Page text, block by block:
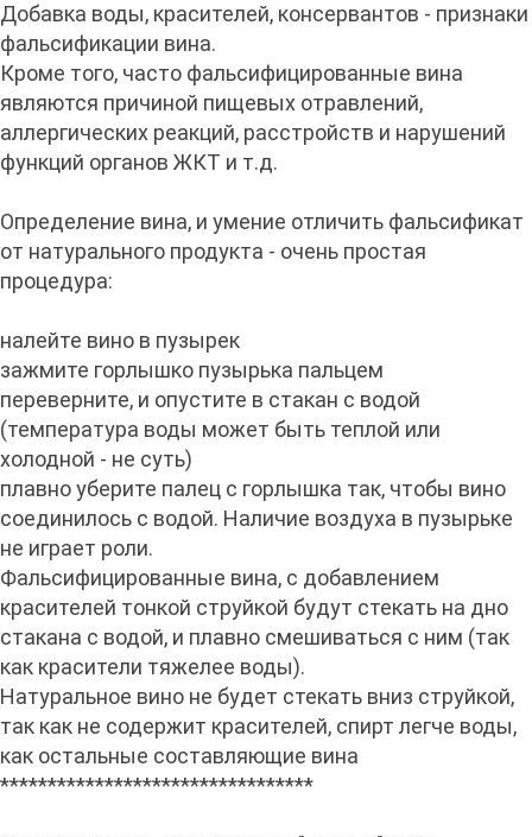
Добавка воды, красителей, консервантов - признаки
фальсификации вина.
Кроме того, часто фальсифицированные вина
являются причиной пищевых отравлений,
аллергических реакций, расстройств и нарушений
функций органов ЖКТ и т.д.
Определение вина, и умение отличить фальсификат
от натурального продукта - очень простая
процедура:
налейте вино в пузырек
зажмите горлышко пузырька пальцем
переверните, и опустите в стакан с водой
(температура воды может быть теплой или
холодной - не суть)
плавно уберите палец с горлышка так, чтобы вино
соединилось с водой. Наличие воздуха в пузырьке
не играет роли.
Фальсифицированные вина, с добавлением
красителей тонкой струйкой будут стекать на дно
стакана с водой, и плавно смешиваться с ним (так
как красители тяжелее воды).
Натуральное вино не будет стекать вниз струйкой,
так как не содержит красителей, спирт легче воды,
как остальные составляющие вина
*********************************